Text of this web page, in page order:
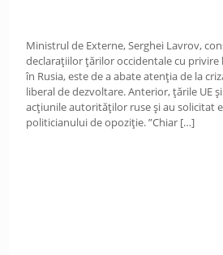
Ministrul de Externe, Serghei Lavrov,
declarațiilor țărilor occidentale cu privire
în Rusia, este de a abate atenția de la
liberal de dezvoltare. Anterior, țările UE
acțiunile autorităților ruse și au solicitat
politicianului de opoziție. ”Chiar […]